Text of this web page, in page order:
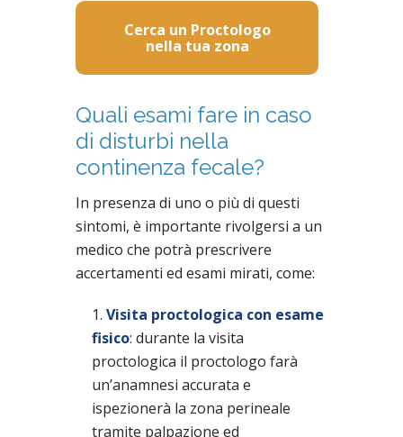
Cerca un Proctologo
nella tua zona
Quali esami fare in caso
di disturbi nella
continenza fecale?
In presenza di uno o più di questi
sintomi, è importante rivolgersi a un
medico che potrà prescrivere
accertamenti ed esami mirati, come:
Visita proctologica con esame
fisico: durante la visita
proctologica il proctologo farà
un’anamnesi accurata e
ispezionerà la zona perineale
tramite palpazione ed